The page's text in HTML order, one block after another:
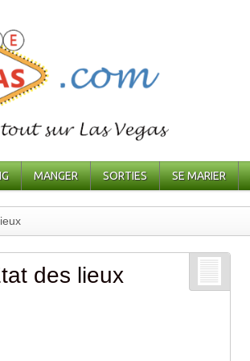
MANGER SORTIES SE MARIER
des lieux